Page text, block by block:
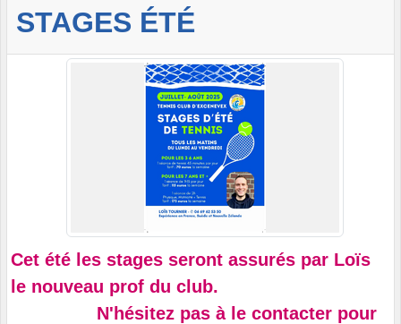
STAGES ÉTÉ
Cet été les stages seront assurés par Loïs
le nouveau prof du club.
N'hésitez pas à le contacter pour